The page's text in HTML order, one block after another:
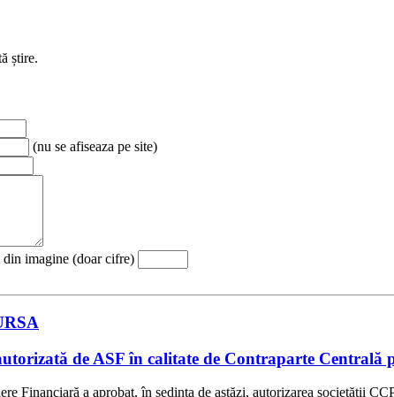
știre.
(nu se afiseaza pe site)
din imagine (doar cifre)
de ASF în calitate de Contraparte Centrală
Financiară a aprobat, în ședința de astăzi, autorizarea societății